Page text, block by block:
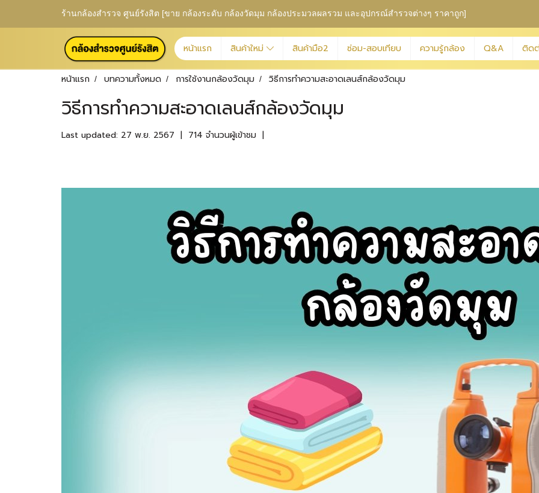
ร้านกล้องสำรวจ ศูนย์รังสิต [ขาย กล้องระดับ กล้องวัดมุม กล้องประมวลผลรวม และอุปกรณ์สำรวจต่างๆ ราคาถูก]
หน้าแรก สินค้าใหม่ สินค้ามือ2 ซ่อม-สอบเทียบ ความรู้กล้อง Q&A ติด
หน้าแรก บทความทั้งหมด การใช้งานกล้องวัดมุม วิธีการทำความสะอาดเลนส์กล้องวัดมุม
วิธีการทำความสะอาดเลนส์กล้องวัดมุม
Last updated: 27 พ.ย. 2567 | 714 จำนวนผู้เข้าชม |